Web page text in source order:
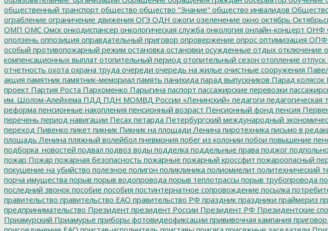
общественный транспорт общество общество "Знание" общество инвалидов
ограбление ограничение движения ОГЭ ОДН ожоги озеленение окно октябрь
ОМП ОМС Омск онкодиспансер онкологическая служба онкология онлайн-концерт ОНФ
оползень оппозиция оправдательный приговор опровержение опрос оптимизация
особый противопожарный режим остановка остановки осужденные отдых отключение
компенсационных выплат отопительный период отопительный сезон отопление отпуск
отчетность охота охрана труда очереди очередь на жилье очистные сооружения
акция памятник памятник-мемориал память панихида парад выпускников Парад колясок
проект Партия Роста Пархоменко Парыгина паспорт пассажирские перевозки
им. Шолом-Алейхема ПДД ПДН МОМВД России «Ленинский» педагоги педагогическая
реформа пенсионные накопления пенсионный возраст Пенсионный фонд пенсия
перечень период навигации Песах петарда Петербургский международный
переход Пивенко пикет пикник Пикник на площади Ленина пиротехника письмо в
площадь Ленина пляжный волейбол пневмония побег из колонии побои повышение
подборка_новостей подвал подвоз воды подделка поддельные права поджог
пожар Пожар пожарная безопасность пожарные пожарный кроссфит пожароопасный
покушение на убийство полезное полигон поликлиника полиомиелит политехнический
порча имущества порыв порыв водопровода порыв теплотрассы порыв трубопровода
последний звонок пособие пособия постинтернатное сопровождение посылка
правительство правительство ЕАО правительство РФ праздник праздники праймериз
предпринимательство Президент президент России Президент РФ Президентские
Приамурский Приамурье приборы фотовидеофиксации прививочная кампания приговор